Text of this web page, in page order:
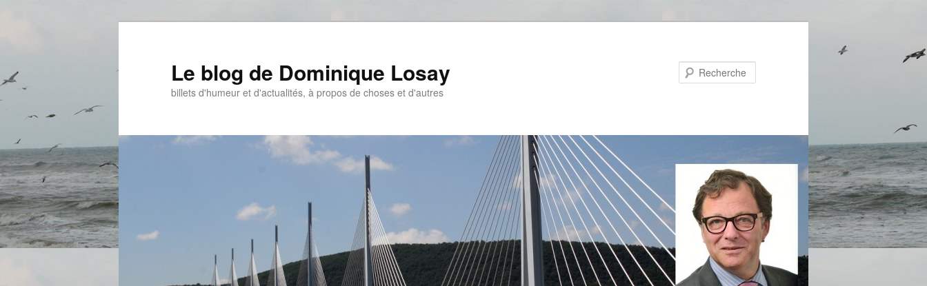
Le blog de Dominique Losay
billets d'humeur et d'actualités, à propos de choses et d'autres